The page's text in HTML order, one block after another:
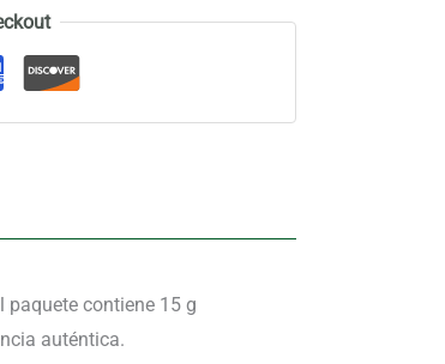
paquete contiene 15 g
auténtica.